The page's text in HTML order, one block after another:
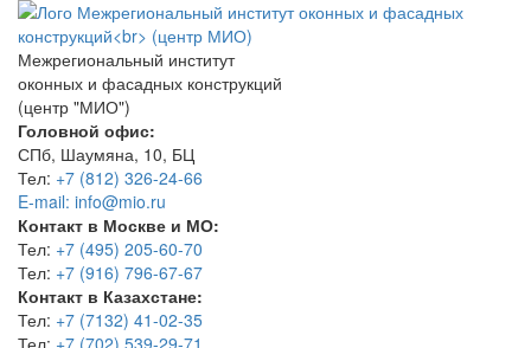
Межрегиональный институт
оконных и фасадных конструкций
(центр "МИО")
Головной офис:
СПб, Шаумяна, 10, БЦ
Тел: +7 (812) 326-24-66
E-mail: info@mio.ru
Контакт в Москве и МО:
Тел: +7 (495) 205-60-70
Тел: +7 (916) 796-67-67
Контакт в Казахстане:
Тел: +7 (7132) 41-02-35
Тел: +7 (702) 539-29-71